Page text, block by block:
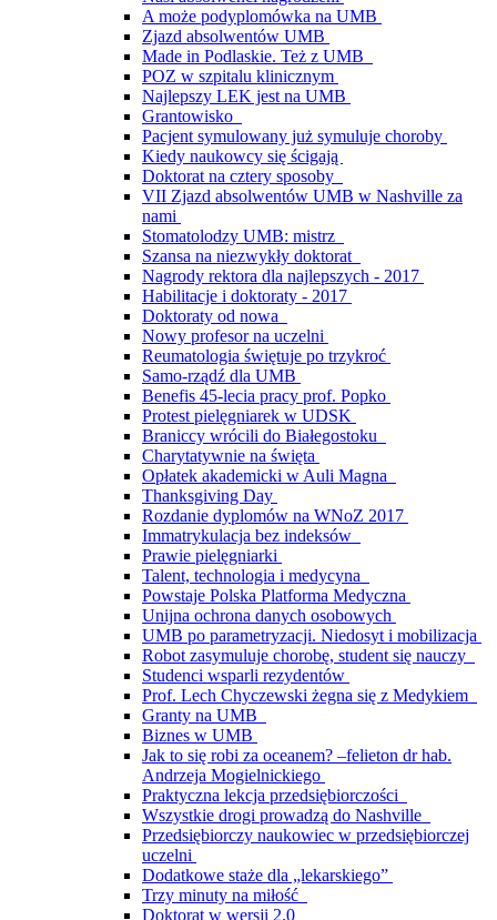
A może podyplomówka na UMB
Zjazd absolwentów UMB
Made in Podlaskie. Też z UMB
POZ w szpitalu klinicznym
Najlepszy LEK jest na UMB
Grantowisko
Pacjent symulowany już symuluje choroby
Kiedy naukowcy się ścigają
Doktorat na cztery sposoby
VII Zjazd absolwentów UMB w Nashville za
nami
Stomatolodzy UMB: mistrz
Szansa na niezwykły doktorat
Nagrody rektora dla najlepszych - 2017
Habilitacje i doktoraty - 2017
Doktoraty od nowa
Nowy profesor na uczelni
Reumatologia świętuje po trzykroć
Samo-rządź dla UMB
Benefis 45-lecia pracy prof. Popko
Protest pielęgniarek w UDSK
Braniccy wrócili do Białegostoku
Charytatywnie na święta
Opłatek akademicki w Auli Magna
Thanksgiving Day
Rozdanie dyplomów na WNoZ 2017
Immatrykulacja bez indeksów
Prawie pielęgniarki
Talent, technologia i medycyna
Powstaje Polska Platforma Medyczna
Unijna ochrona danych osobowych
UMB po parametryzacji. Niedosyt i mobilizacja
Robot zasymuluje chorobę, student się nauczy
Studenci wsparli rezydentów
Prof. Lech Chyczewski żegna się z Medykiem
Granty na UMB
Biznes w UMB
Jak to się robi za oceanem? –felieton dr hab.
Andrzeja Mogielnickiego
Praktyczna lekcja przedsiębiorczości
Wszystkie drogi prowadzą do Nashville
Przedsiębiorczy naukowiec w przedsiębiorczej
uczelni
Dodatkowe staże dla „lekarskiego”
Trzy minuty na miłość
Doktorat w wersji 2.0